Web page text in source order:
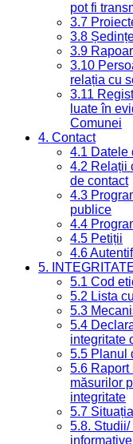
pot fi
3.7
3.8
3.9
3.10
relația cu
3.11
luate în
Comunei
4. Contact
4.1 Datele
4.2 Relații
de contact
4.3
publice
4.4
4.5 Petiții
4.6
5.
5.1 Cod
5.2 Lista
5.3
5.4
integritate
5.5 Planul
5.6 Raport
măsurilor
integritate
5.7
5.8.